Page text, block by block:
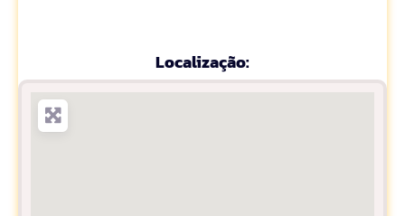
Localização: